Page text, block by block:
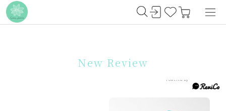
New Review